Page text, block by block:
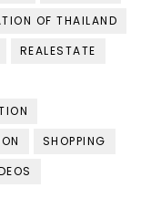
OF THAILAND
REALESTATE
SHOPPING